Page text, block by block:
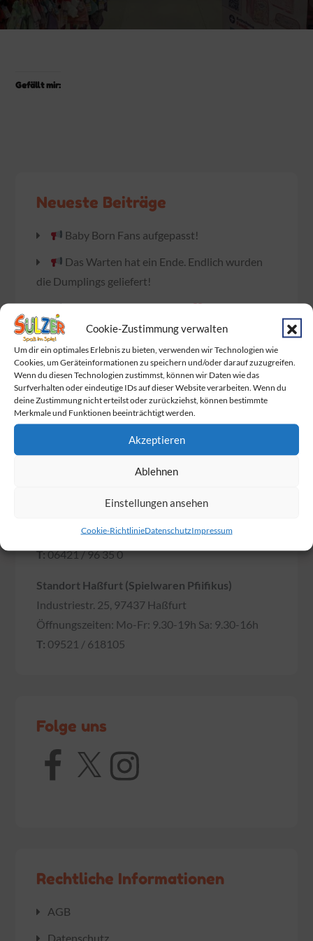
Cookie-Zustimmung verwalten
Um dir ein optimales Erlebnis zu bieten, verwenden wir Technologien wie
Cookies, um Geräteinformationen zu speichern und/oder darauf zuzugreifen.
Wenn du diesen Technologien zustimmst, können wir Daten wie das
Surfverhalten oder eindeutige IDs auf dieser Website verarbeiten. Wenn du
deine Zustimmung nicht erteilst oder zurückziehst, können bestimmte
Merkmale und Funktionen beeinträchtigt werden.
Akzeptieren
Ablehnen
Einstellungen ansehen
Cookie-RichtlinieDatenschutzImpressum
Gefällt mir:
Neueste Beiträge
Baby Born Fans aufgepasst!
Das Warten hat ein Ende. Endlich wurden
die Dumplings geliefert!
Am Sonntag ist Muttertag!
Wir feiern gemeinsam mit BabyOne den
Familie Day
Die Marienkäfer
sind los!
Öffnungszeiten: Mo-Fr: 10-19h Sa: 10-18h
T:06421 / 96 35 0
Standort Haßfurt (Spielwaren Pfiifikus)
Industriestr. 25, 97437 Haßfurt
Öffnungszeiten: Mo-Fr: 9.30-19h Sa: 9.30-16h
T: 09521 / 618105
Folge uns
Facebook
X Instagram
Rechtliche Informationen
AGB
Datenschutz